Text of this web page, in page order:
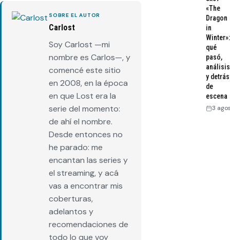
SOBRE EL AUTOR
Carlost
Soy Carlost —mi
nombre es Carlos—, y
comencé este sitio
en 2008, en la época
en que Lost era la
serie del momento:
de ahí el nombre.
Desde entonces no
he parado: me
encantan las series y
el streaming, y acá
vas a encontrar mis
coberturas,
adelantos y
recomendaciones de
todo lo que voy
«The
Dragon
in
Winter»:
qué
pasó,
análisis
y detrás
de
escena
3